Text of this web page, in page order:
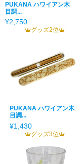
PUKANA ハワイアン木
目調...
¥2,750
グッズ2位
PUKANA ハワイアン木
目調...
¥1,430
グッズ3位